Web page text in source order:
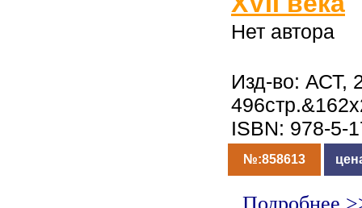
Нет автора
Изд-во: АСТ,
ISBN: 978-5-
№:858613